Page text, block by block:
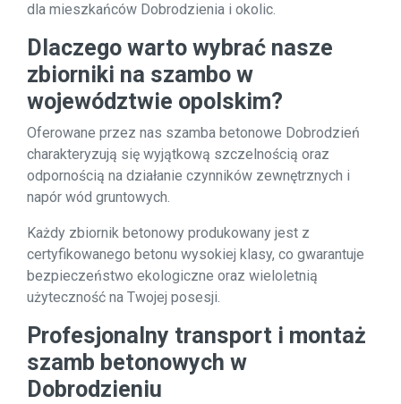
dla mieszkańców Dobrodzienia i okolic.
Dlaczego warto wybrać nasze
zbiorniki na szambo w
województwie opolskim?
Oferowane przez nas szamba betonowe Dobrodzień
charakteryzują się wyjątkową szczelnością oraz
odpornością na działanie czynników zewnętrznych i
napór wód gruntowych.
Każdy zbiornik betonowy produkowany jest z
certyfikowanego betonu wysokiej klasy, co gwarantuje
bezpieczeństwo ekologiczne oraz wieloletnią
użyteczność na Twojej posesji.
Profesjonalny transport i montaż
szamb betonowych w
Dobrodzieniu